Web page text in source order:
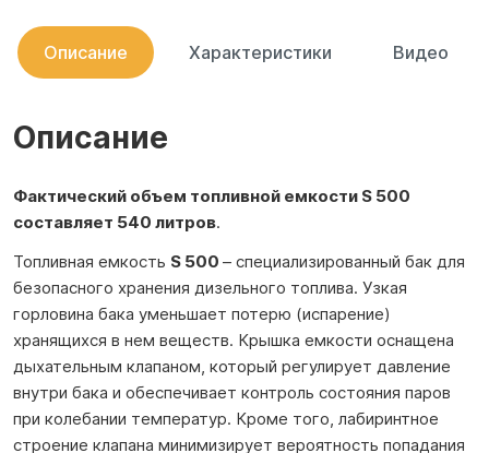
Описание Характеристики Видео
Описание
Фактический объем топливной емкости S 500
составляет 540 литров.
Топливная емкость S 500 – специализированный бак для
безопасного хранения дизельного топлива. Узкая
горловина бака уменьшает потерю (испарение)
хранящихся в нем веществ. Крышка емкости оснащена
дыхательным клапаном, который регулирует давление
внутри бака и обеспечивает контроль состояния паров
при колебании температур. Кроме того, лабиринтное
строение клапана минимизирует вероятность попадания